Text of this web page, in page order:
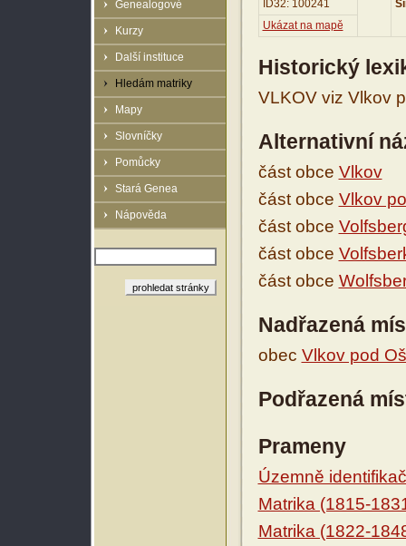
Genealogové
Kurzy
Další instituce
Hledám matriky
Mapy
Slovníčky
Pomůcky
Stará Genea
Nápověda
ID32: 100241
Ukázat na mapě
Historický
VLKOV viz Vlkov
Alternativní
část obce Vlkov
část obce Vlkov
část obce
část obce
část obce
Nadřazená
obec Vlkov pod
Podřazená
Prameny
Územně
Matrika (1815-
Matrika (1822-